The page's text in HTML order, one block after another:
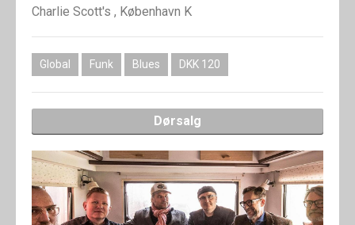
Om fonden
SHOP
Charlie Scott's , København K
Global Funk Blues DKK 120
Dørsalg